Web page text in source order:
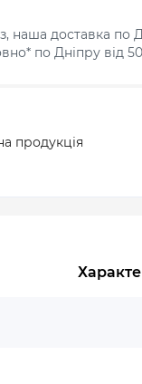
наша доставка по
по Дніпру від
продукція